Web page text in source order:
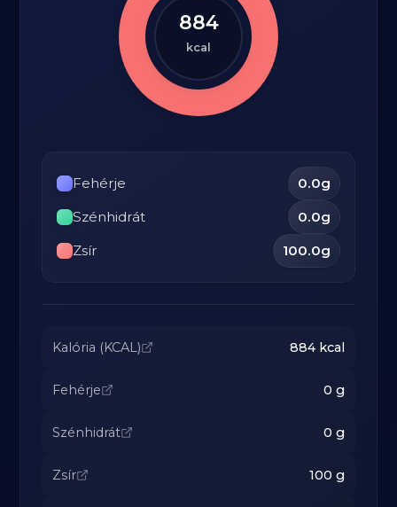
884
kcal
Fehérje 0.0g
Szénhidrát
0.0g
Zsír
100.0g
Kalória (KCAL) 884kcal
Fehérje 0 g
Szénhidrát 0 g
Zsír 100 g